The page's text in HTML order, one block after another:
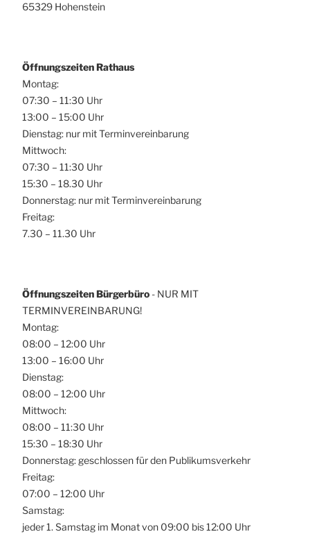
65329 Hohenstein
Öffnungszeiten Rathaus
Montag:
07:30 – 11:30 Uhr
13:00 – 15:00 Uhr
Dienstag: nur mit Terminvereinbarung
Mittwoch:
07:30 – 11:30 Uhr
15:30 – 18.30 Uhr
Donnerstag: nur mit Terminvereinbarung
Freitag:
7.30 – 11.30 Uhr
Öffnungszeiten Bürgerbüro - NUR MIT
TERMINVEREINBARUNG!
Montag:
08:00 – 12:00 Uhr
13:00 – 16:00 Uhr
Dienstag:
08:00 – 12:00 Uhr
Mittwoch:
08:00 – 11:30 Uhr
15:30 – 18:30 Uhr
Donnerstag: geschlossen für den Publikumsverkehr
Freitag:
07:00 – 12:00 Uhr
Samstag:
jeder 1. Samstag im Monat von 09:00 bis 12:00 Uhr